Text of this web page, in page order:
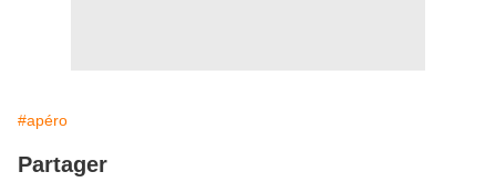
#apéro
Partager